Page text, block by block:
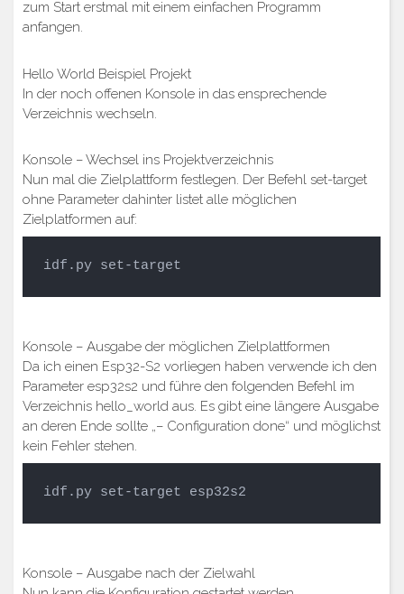
zum Start erstmal mit einem einfachen Programm
anfangen.
Hello World Beispiel Projekt
In der noch offenen Konsole in das ensprechende
Verzeichnis wechseln.
Konsole – Wechsel ins Projektverzeichnis
Nun mal die Zielplattform festlegen. Der Befehl set-target
ohne Parameter dahinter listet alle möglichen
Zielplatformen auf:
idf.py set-target
Konsole – Ausgabe der möglichen Zielplattformen
Da ich einen Esp32-S2 vorliegen haben verwende ich den
Parameter esp32s2 und führe den folgenden Befehl im
Verzeichnis hello_world aus. Es gibt eine längere Ausgabe
an deren Ende sollte „– Configuration done“ und möglichst
kein Fehler stehen.
idf.py set-target esp32s2
Konsole – Ausgabe nach der Zielwahl